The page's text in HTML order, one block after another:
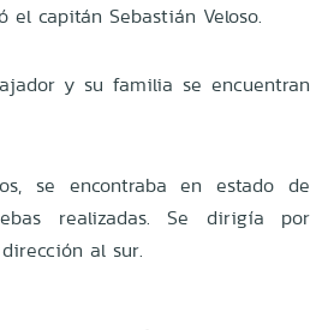
el capitán Sebastián Veloso.
y su familia se encuentran
se encontraba en estado de
realizadas. Se dirigía por
al sur.